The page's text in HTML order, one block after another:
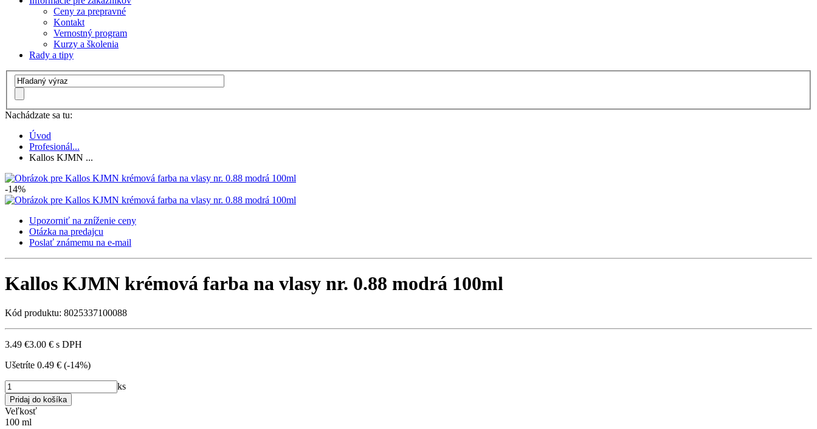
Ceny za prepravné
Kontakt
Vernostný program
Kurzy a školenia
Rady a tipy
Nachádzate sa tu:
Úvod
Profesionál...
Kallos KJMN ...
-14%
Upozorniť na zníženie ceny
Otázka na predajcu
Poslať známemu na e-mail
Kallos KJMN krémová farba na vlasy nr. 0.88 modrá 100ml
Kód produktu: 8025337100088
3.49 €3.00 € s DPH
Ušetríte 0.49 € (-14%)
ks
Veľkosť
100 ml